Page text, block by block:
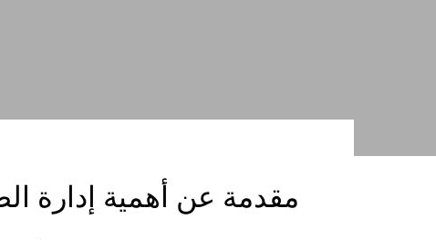
مقدمة عن أهمية إدارة